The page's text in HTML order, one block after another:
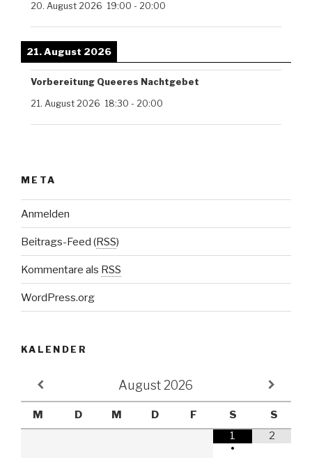
20. August 2026 19:00 - 20:00
21. August 2026
Vorbereitung Queeres Nachtgebet
21. August 2026 18:30 - 20:00
META
Anmelden
Beitrags-Feed (RSS)
Kommentare als RSS
WordPress.org
KALENDER
August 2026
M D M D F S
S
1
•
2